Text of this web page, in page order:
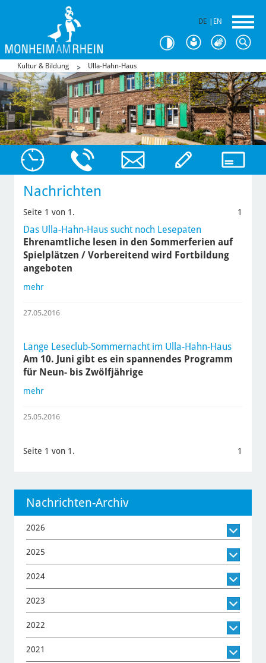
DE EN
Kultur & Bildung Ulla-Hahn-Haus
Nachrichten
Seite 1 von 1. 1
Das Ulla-Hahn-Haus sucht noch Lesepaten
Ehrenamtliche lesen in den Sommerferien auf
Spielplätzen / Vorbereitend wird Fortbildung
angeboten
mehr
27.05.2016
Lange Leseclub-Sommernacht im Ulla-Hahn-Haus
Am 10. Juni gibt es ein spannendes Programm
für Neun- bis Zwölfjährige
mehr
25.05.2016
Seite 1 von 1. 1
Nachrichten-Archiv
2026
2025
2024
2023
2022
2021